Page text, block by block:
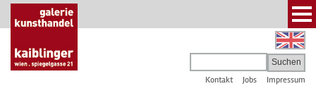
Kontakt Jobs Impressum